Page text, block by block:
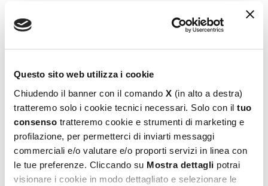
Questo sito web utilizza i cookie
Chiudendo il banner con il comando X (in alto a destra)
tratteremo solo i cookie tecnici necessari. Solo con il tuo
consenso tratteremo cookie e strumenti di marketing e
profilazione, per permetterci di inviarti messaggi
commerciali e/o valutare e/o proporti servizi in linea con
le tue preferenze. Cliccando su Mostra dettagli potrai
visionare i cookie in modo dettagliato e selezionare le
Carotina Gli Utilissimi Dadi Educativi
19,99€
Aggiungi al carrello